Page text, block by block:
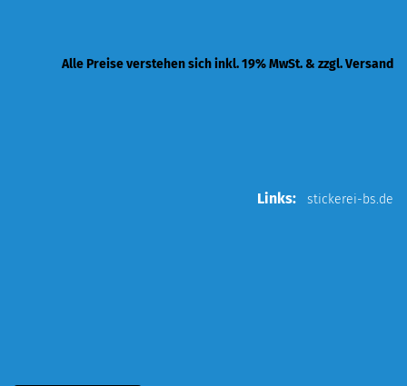
Alle Preise verstehen sich inkl. 19% MwSt. & zzgl. Versand
Links: stickerei-bs.de